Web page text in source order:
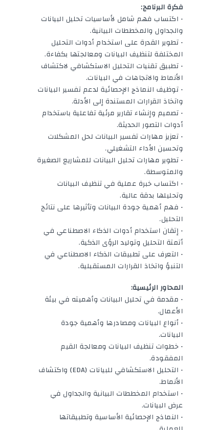
فكرة البرنامج:
• اكتساب فهم شامل لأساسيات تحليل البيانات
والجداول والمخططات البيانية.
• تطوير القدرة على استخدام أدوات التحليل
المختلفة لتنظيف البيانات ومعالجتها بكفاءة.
• تطبيق تقنيات التحليل الاستكشافي لاكتشاف
الأنماط والاتجاهات في البيانات.
• توظيف النماذج الإحصائية لدعم تفسير البيانات
واتخاذ القرارات المستندة إلى الأدلة.
• تصميم وإنشاء تقارير مرئية تفاعلية باستخدام
أدوات التصور الحديثة.
• تعزيز مهارات تفسير البيانات لحل المشكلات
وتحسين الأداء التشغيلي.
• تطوير مهارات تحليل البيانات للمشاريع الصغيرة
والمتوسطة.
• اكتساب خبرة عملية في تنظيف البيانات
وتحليلها بدقة عالية.
• فهم أهمية جودة البيانات وتأثيرها على نتائج
التحليل.
• إتقان استخدام أدوات الذكاء الاصطناعي في
أتمتة التحليل وتوليد الرؤى الذكية.
• التعرف على تطبيقات الذكاء الاصطناعي في
التنبؤ واتخاذ القرارات المستقبلية.
المحاور الرئيسية:
• مقدمة في تحليل البيانات وأهميته في بيئة
الأعمال.
• أنواع البيانات ومصادرها وأهمية جودة
البيانات.
• خطوات تنظيف البيانات ومعالجة القيم
المفقودة.
• التحليل الاستكشافي للبيانات (EDA) واكتشاف
الأنماط.
• استخدام المخططات البيانية والجداول في
عرض البيانات.
• النماذج الإحصائية الأساسية وتطبيقاتها